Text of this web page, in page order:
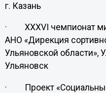
г. Казань
· XXXVI чемпионат
АНО «Дирекция
Ульяновской области»,
Ульяновск
· Проект